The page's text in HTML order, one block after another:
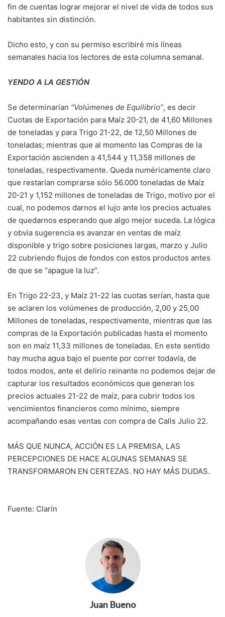
fin de cuentas lograr mejorar el nivel de vida de todos sus
habitantes sin distinción.
Dicho esto, y con su permiso escribiré mis líneas
semanales hacia los lectores de esta columna semanal.
YENDO A LA GESTIÓN
Se determinarían “Volúmenes de Equilibrio”, es decir
Cuotas de Exportación para Maíz 20-21, de 41,60 Millones
de toneladas y para Trigo 21-22, de 12,50 Millones de
toneladas; mientras que al momento las Compras de la
Exportación ascienden a 41,544 y 11,358 millones de
toneladas, respectivamente. Queda numéricamente claro
que restarían comprarse sólo 56.000 toneladas de Maíz
20-21 y 1,152 millones de toneladas de Trigo, motivo por el
cual, no podemos darnos el lujo ante los precios actuales
de quedarnos esperando que algo mejor suceda. La lógica
y obvia sugerencia es avanzar en ventas de maíz
disponible y trigo sobre posiciones largas, marzo y Julio
22 cubriendo flujos de fondos con estos productos antes
de que se “apague la luz”.
En Trigo 22-23, y Maíz 21-22 las cuotas serían, hasta que
se aclaren los volúmenes de producción, 2,00 y 25,00
Millones de toneladas, respectivamente, mientras que las
compras de la Exportación publicadas hasta el momento
son en maíz 11,33 millones de toneladas. En este sentido
hay mucha agua bajo el puente por correr todavía, de
todos modos, ante el delirio reinante no podemos dejar de
capturar los resultados económicos que generan los
precios actuales 21-22 de maíz, para cubrir todos los
vencimientos financieros como mínimo, siempre
acompañando esas ventas con compra de Calls Julio 22.
MÁS QUE NUNCA, ACCIÓN ES LA PREMISA, LAS
PERCEPCIONES DE HACE ALGUNAS SEMANAS SE
TRANSFORMARON EN CERTEZAS. NO HAY MÁS DUDAS.
Fuente: Clarín
Juan Bueno